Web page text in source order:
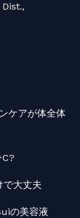
ケアが体全体
C?
で大丈夫
の美容液